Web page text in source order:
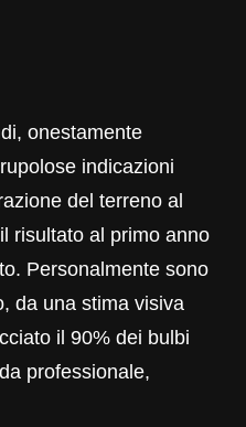
onestamente
indicazioni
del terreno al
risultato al primo anno
Personalmente sono
da una stima visiva
il 90% dei bulbi
professionale,